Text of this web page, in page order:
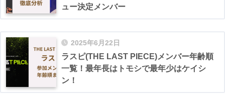
ュー決定メンバー
2025年6月22日
ラスピ(THE LAST PIECE)メンバー年齢順
一覧！最年長はトモシで最年少はケイシ
ン！